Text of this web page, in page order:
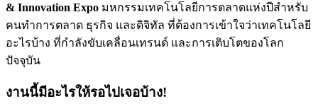
& Innovation Expo มหกรรมเทคโนโลยีการตลาดแห่งปีสำหรับ
คนทำการตลาด ธุรกิจ และดิจิทัล ที่ต้องการเข้าใจว่าเทคโนโลยี
อะไรบ้าง ที่กำลังขับเคลื่อนเทรนด์ และการเติบโตของโลก
ปัจจุบัน
งานนี้มีอะไรให้รอไปเจอบ้าง!